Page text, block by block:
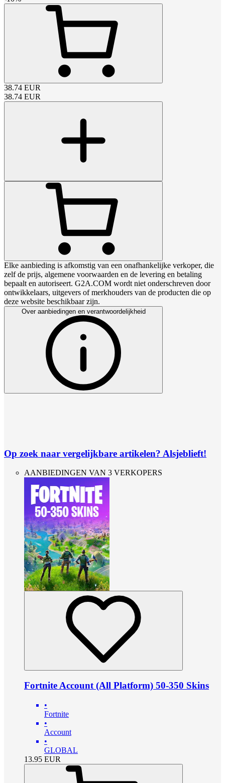
38.74 EUR
38.74 EUR
Elke aanbieding is afkomstig van een onafhankelijke verkoper, die
zelf de prijs, algemene voorwaarden en de levering en betaling
bepaalt en autoriseert. G2A.COM wordt niet onderschreven door
ontwikkelaars, uitgevers of merkhouders van de producten die op
deze website beschikbaar zijn.
Over aanbiedingen en verantwoordelijkheid
Op zoek naar vergelijkbare artikelen? Alsjeblieft!
AANBIEDINGEN VAN 3 VERKOPERS
Fortnite Account (All Platform) 50-350 Skins
•
Fortnite
•
Account
•
GLOBAL
13.95 EUR